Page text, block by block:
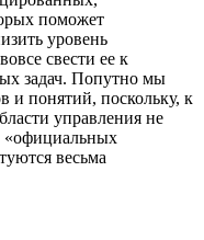
поможет
уровень
свести ее к
задач. Попутно мы
и понятий, поскольку, к
управления не
«официальных
весьма